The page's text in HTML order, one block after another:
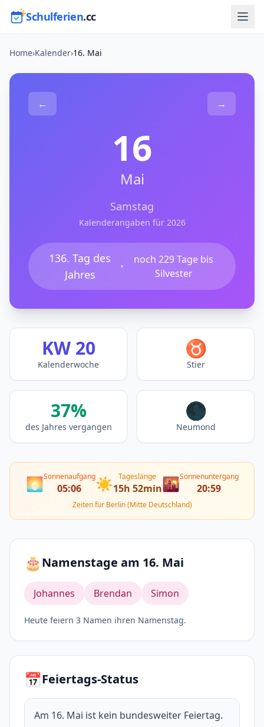
Schulferien.cc
Home›Kalender›16. Mai
← →
16
Mai
Samstag
Kalenderangaben für 2026
136. Tag des
Jahres
•
noch 229 Tage bis
Silvester
KW 20
Kalenderwoche
♉
Stier
37%
des Jahres vergangen
🌑
Neumond
🌅Sonnenaufgang
05:06 ☀️ Tageslänge
15h 52min🌇Sonnenuntergang
20:59
Zeiten für Berlin (Mitte Deutschland)
🎂Namenstage am 16. Mai
Johannes Brendan Simon
Heute feiern 3 Namen ihren Namenstag.
📅Feiertags-Status
Am 16. Mai ist kein bundesweiter Feiertag.